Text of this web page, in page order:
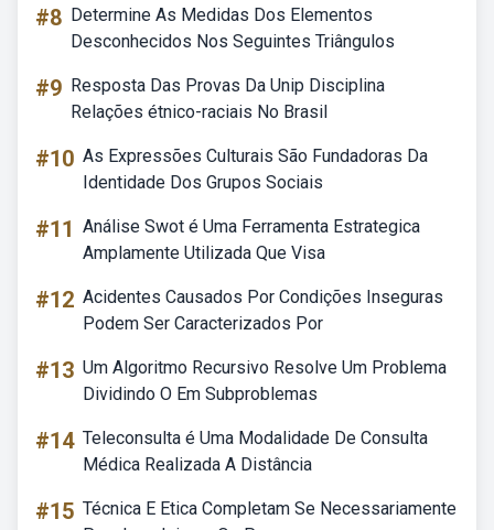
#8 Determine As Medidas Dos Elementos
Desconhecidos Nos Seguintes Triângulos
#9 Resposta Das Provas Da Unip Disciplina
Relações étnico-raciais No Brasil
#10 As Expressões Culturais São Fundadoras Da
Identidade Dos Grupos Sociais
#11 Análise Swot é Uma Ferramenta Estrategica
Amplamente Utilizada Que Visa
#12 Acidentes Causados Por Condições Inseguras
Podem Ser Caracterizados Por
#13 Um Algoritmo Recursivo Resolve Um Problema
Dividindo O Em Subproblemas
#14 Teleconsulta é Uma Modalidade De Consulta
Médica Realizada A Distância
#15 Técnica E Etica Completam Se Necessariamente